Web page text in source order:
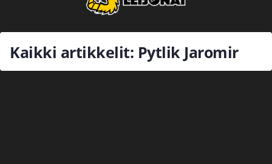
Kaikki artikkelit: Pytlik Jaromir